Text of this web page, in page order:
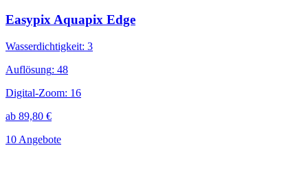
Easypix Aquapix Edge
Wasserdichtigkeit: 3
Auflösung: 48
Digital-Zoom: 16
ab 89,80 €
10 Angebote